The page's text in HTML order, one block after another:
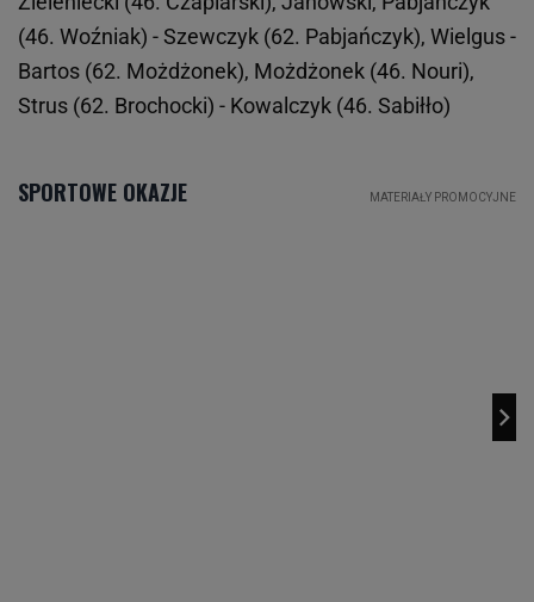
(46. Woźniak) - Szewczyk (62. Pabjańczyk), Wielgus -
Bartos (62. Możdżonek), Możdżonek (46. Nouri),
Strus (62. Brochocki) - Kowalczyk (46. Sabiłło)